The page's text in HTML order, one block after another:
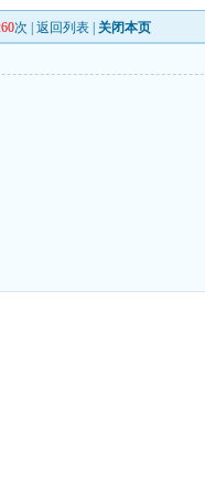
次 |返回列表 关闭本页